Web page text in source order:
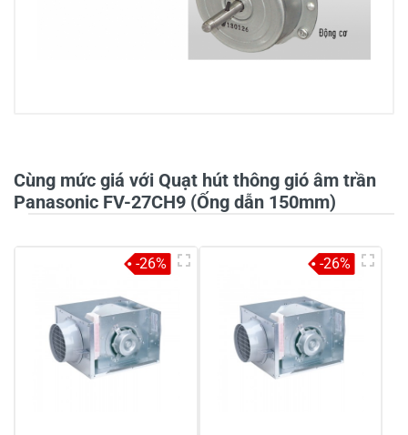
3
-
2
-
1
-
Cùng mức giá với Quạt hút thông gió âm trần
Panasonic FV-27CH9 (Ống dẫn 150mm)
-26% -26%